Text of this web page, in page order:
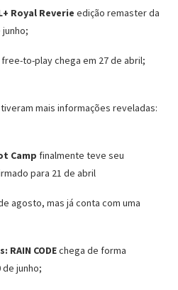
Royal Reverie edição remaster da
junho;
to-play chega em 27 de abril;
mais informações reveladas:
Camp finalmente teve seu
para 21 de abril
agosto, mas já conta com uma
CODEchega de forma
de junho;